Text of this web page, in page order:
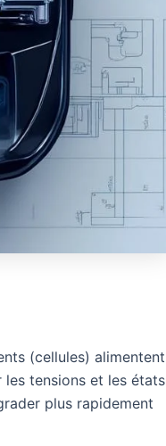
(cellules) alimentent
les tensions et les états
plus rapidement